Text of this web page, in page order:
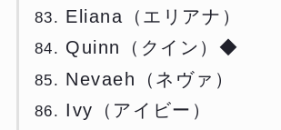
Eliana（エリアナ）
Quinn（クイン）◆
Nevaeh（ネヴァ）
Ivy（アイビー）